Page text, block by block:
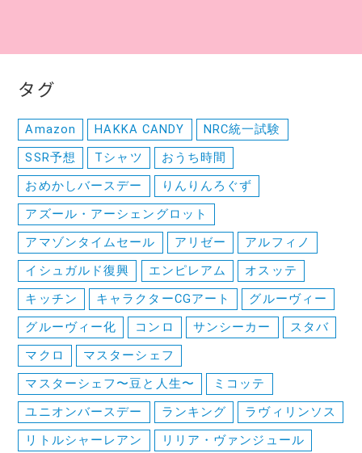
タグ
Amazon HAKKA CANDY
NRC統一試験
SSR予想
Tシャツ
おうち時間
おめかしバースデー
りんりんろぐず
アズール・アーシェングロット
アマゾンタイムセール
アリゼー
アルフィノ
イシュガルド復興
エンピレアム
オスッテ
キッチン
キャラクターCGアート
グルーヴィー
グルーヴィー化
コンロ サンシーカー
スタバ
マクロ
マスターシェフ
マスターシェフ〜豆と人生〜
ミコッテ
ユニオンバースデー
ランキング
ラヴィリンソス
リトルシャーレアン
リリア・ヴァンジュール